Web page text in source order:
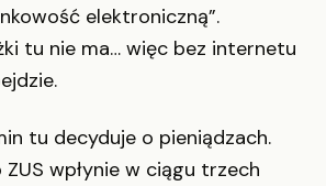
elektroniczną”.
tu nie ma… więc bez internetu
tu decyduje o pieniądzach.
wpłynie w ciągu trzech